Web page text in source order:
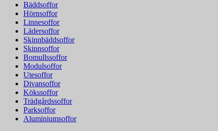
Bäddsoffor
Hörnsoffor
Linnesoffor
Lädersoffor
Skinnbäddsoffor
Skinnsoffor
Bomullssoffor
Modulsoffor
Utesoffor
Divansoffor
Kökssoffor
Trädgårdssoffor
Parksoffor
Aluminiumsoffor